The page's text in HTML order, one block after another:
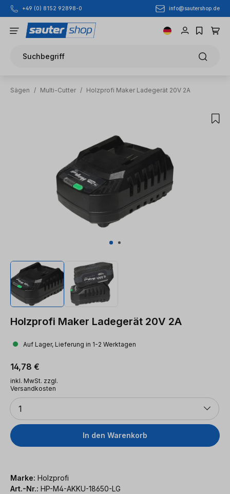
Zum Hauptinhalt springen
+49 (0) 8152 92898-0 info@sautershop.de
Suchbegriff
Sägen / Multi-Cutter / Holzprofi Maker Ladegerät 20V 2A
Holzprofi Maker Ladegerät 20V 2A
Auf Lager, Lieferung in 1-2 Werktagen
Regulärer Preis:
14,78 €
inkl. MwSt. zzgl.
Versandkosten
Anzahl
1
In den Warenkorb
Marke: Holzprofi
Art.-Nr.: HP-M4-AKKU-18650-LG